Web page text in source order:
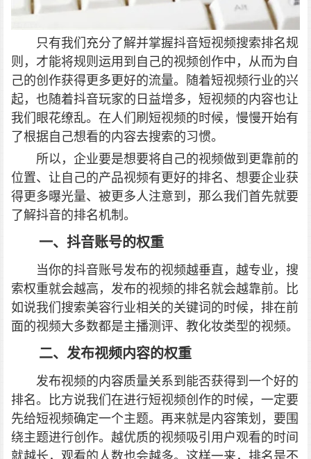
只有我们充分了解并掌握抖音短视频搜索排名规
则，才能将规则运用到自己的视频创作中，从而为自
己的创作获得更多更好的流量。随着短视频行业的兴
起，也随着抖音玩家的日益增多，短视频的内容也让
我们眼花缭乱。在人们刷短视频的时候，慢慢开始有
了根据自己想看的内容去搜索的习惯。
所以，企业要是想要将自己的视频做到更靠前的
位置、让自己的产品视频有更好的排名、想要企业获
得更多曝光量、被更多人注意到，那么我们首先就要
了解抖音的排名机制。
一、抖音账号的权重
当你的抖音账号发布的视频越垂直，越专业，搜
索权重就会越高，发布的视频的排名就会越靠前。比
如说我们搜索美容行业相关的关键词的时候，排在前
面的视频大多数都是主播测评、教化妆类型的视频。
二、发布视频内容的权重
发布视频的内容质量关系到能否获得到一个好的
排名。比方说我们在进行短视频创作的时候，一定要
先给短视频确定一个主题。再来就是内容策划，要围
绕主题进行创作。越优质的视频吸引用户观看的时间
就越长，观看的人数也会越多。这样一来，排名是不